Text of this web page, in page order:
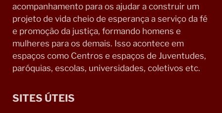
acompanhamento para os ajudar a construir um
projeto de vida cheio de esperança a serviço da fé
e promoção da justiça, formando homens e
mulheres para os demais. Isso acontece em
espaços como Centros e espaços de Juventudes,
paróquias, escolas, universidades, coletivos etc.
SITES ÚTEIS